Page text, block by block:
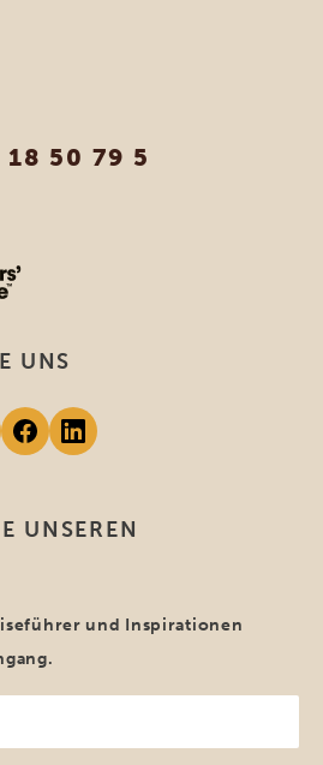
50 79 5
UNSEREN
und Inspirationen
UNS